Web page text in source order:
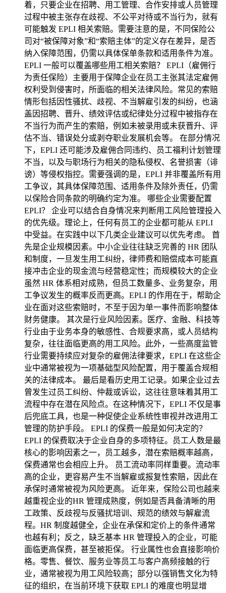
着，只要企业在招聘、用工管理、合作安排或人员管理
过程中被主张存在歧视、不公平对待或不当行为，就有
可能触发 EPLI 相关索赔。需要注意的是，不同保险公
司对“被保障对象”和“索赔主体”的定义存在差异，是否
纳入保障范围，仍需以具体保单条款和适用条件为准。
EPLI 一般可以覆盖哪些用工相关索赔？ EPLI（雇佣行
为责任保险）主要用于保障企业在员工主张其法定雇佣
权利受到侵害时，所面临的相关法律风险。常见的索赔
情形包括因性骚扰、歧视、不当解雇引发的纠纷，也涵
盖因招聘、晋升、绩效评估或纪律处分过程中被指存在
不当行为而产生的索赔，例如未被录用或未获晋升、评
估不当、错误处分或剥夺职业发展机会等。 在部分情况
下，EPLI 还可能涉及雇佣合同违约、员工福利计划管理
不当，以及与职场行为相关的隐私侵权、名誉损害（诽
谤）等侵权指控。需要强调的是，EPLI 并非覆盖所有用
工争议，其具体保障范围、适用条件及除外责任，仍需
以保险合同条款的明确约定为准。 哪些企业需要配置
EPLI？ 企业可以结合自身情况来判断用工风险管理投入
的优先级。理论上，任何有员工的企业都可能从 EPLI
中受益。在实践中以下几类企业建议可以优先考虑。 首
先是企业规模因素。中小企业往往缺乏完善的 HR 团队
和制度，一旦发生用工纠纷，律师费和赔偿成本可能直
接冲击企业的现金流与经营稳定性；而规模较大的企业
虽然 HR 体系相对成熟，但员工数量多、业务复杂，用
工争议发生的概率反而更高。EPLI 的作用在于，帮助企
业在面对这些索赔时，不至于因为单一事件而影响整体
财务健康。 其次是行业风险因素。医疗、金融、科技等
行业由于业务本身的敏感性、合规要求高，或人员结构
复杂，往往面临更高的用工风险。此外，一些高度监管
行业需要持续应对复杂的雇佣法律要求，EPLI 在这些企
业中通常被视为一项基础型风险配置，用于覆盖合规相
关的法律成本。 最后是看历史用工记录。如果企业过去
曾发生过员工纠纷、仲裁或诉讼，这往往意味着其用工
流程中存在潜在风险点。在这种情况下，EPLI 不仅是事
后兜底工具，也是一种促使企业系统性审视并改进用工
管理的防护手段。 EPLI 的保费一般是如何决定的？
EPLI 的保费取决于企业自身的多项特征。员工人数是最
核心的影响因素之一，员工越多，潜在索赔概率越高，
保费通常也会相应上升。 员工流动率同样重要。流动率
高的企业，更容易产生不当解雇或报复性索赔，因此在
承保时通常被视为风险更高。 近年来，保险公司也越来
越重视企业的HR 管理成熟度，例如是否具备清晰的用
工政策、反歧视与反骚扰培训、规范的绩效与解雇流
程。HR 制度越健全，企业在承保和定价上的条件通常
也越有利；反之，缺乏基本 HR 管理投入的企业，可能
面临更高保费，甚至被拒保。 行业属性也会直接影响价
格。零售、餐饮、服务业等员工与客户高频接触的行
业，通常被视为用工风险较高；部分以强销售文化为特
征的组织，在当前环境下获取 EPLI 的难度也明显增